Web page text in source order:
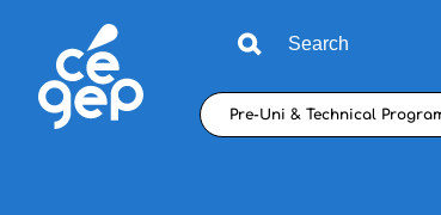
Pre-Uni & Technical